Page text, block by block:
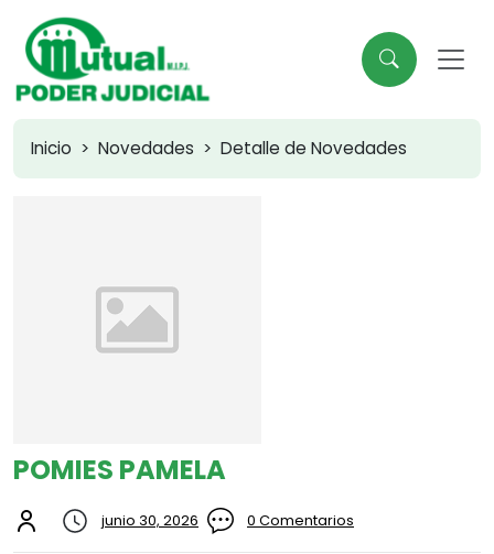
Inicio Novedades Detalle de Novedades
POMIES PAMELA
junio 30, 2026 0 Comentarios